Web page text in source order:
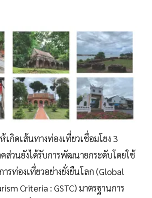
กิดเส้นทางท่องเที่ยวเชื่อมโยง 3
ส่วนยังได้รับการพัฒนายกระดับโดยใช้
ท่องเที่ยวอย่างยั่งยืนโลก (Global
Criteria : GSTC) มาตรฐานการ